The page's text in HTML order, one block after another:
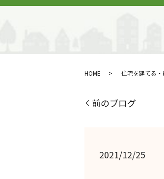
HOME 住宅を建てる
前のブログ
2021/12/25